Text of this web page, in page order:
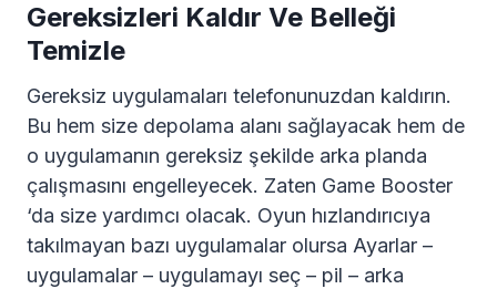
Gereksizleri Kaldır Ve Belleği
Temizle
Gereksiz uygulamaları telefonunuzdan kaldırın.
Bu hem size depolama alanı sağlayacak hem de
o uygulamanın gereksiz şekilde arka planda
çalışmasını engelleyecek. Zaten Game Booster
‘da size yardımcı olacak. Oyun hızlandırıcıya
takılmayan bazı uygulamalar olursa Ayarlar –
uygulamalar – uygulamayı seç – pil – arka